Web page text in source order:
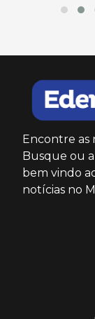
Encontre as
Busque ou
bem vindo
notícias no